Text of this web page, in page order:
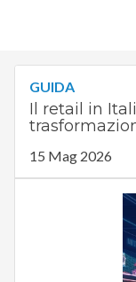
GUIDA
Il retail in
15 Mag 2026